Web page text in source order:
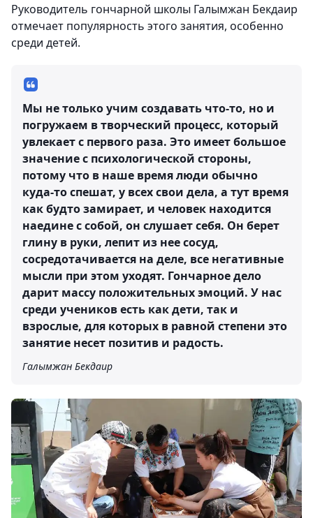
Руководитель гончарной школы Галымжан Бекдаир
отмечает популярность этого занятия, особенно
среди детей.
Мы не только учим создавать что-то, но и
погружаем в творческий процесс, который
увлекает с первого раза. Это имеет большое
значение с психологической стороны,
потому что в наше время люди обычно
куда-то спешат, у всех свои дела, а тут время
как будто замирает, и человек находится
наедине с собой, он слушает себя. Он берет
глину в руки, лепит из нее сосуд,
сосредотачивается на деле, все негативные
мысли при этом уходят. Гончарное дело
дарит массу положительных эмоций. У нас
среди учеников есть как дети, так и
взрослые, для которых в равной степени это
занятие несет позитив и радость.
Галымжан Бекдаир